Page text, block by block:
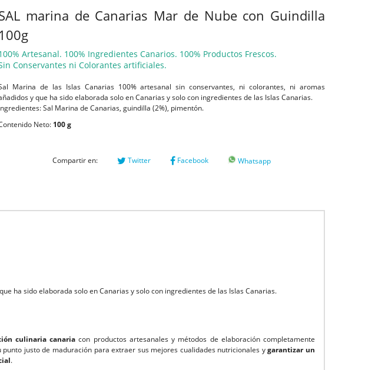
marina de Canarias Mar de Nube con Guindilla
100g
Artesanal. 100% Ingredientes Canarios. 100% Productos Frescos.
Conservantes ni Colorantes artificiales.
Marina de las Islas Canarias 100% artesanal sin conservantes, ni colorantes, ni aromas
y que ha sido elaborada solo en Canarias y solo con ingredientes de las Islas Canarias.
Sal Marina de Canarias, guindilla (2%), pimentón.
Neto: 100 g
Compartir en: Twitter Facebook Whatsapp
ha sido elaborada solo en Canarias y solo con ingredientes de las Islas Canarias.
culinaria canaria con productos artesanales y métodos de elaboración completamente
punto justo de maduración para extraer sus mejores cualidades nutricionales ygarantizar un
.